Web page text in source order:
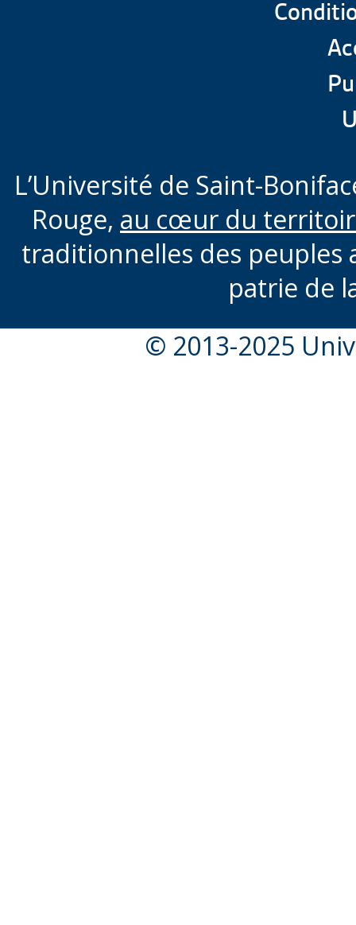
L’Université de Saint-
Rouge, au cœur du
traditionnelles des peuples
patrie de
© 2013-2025